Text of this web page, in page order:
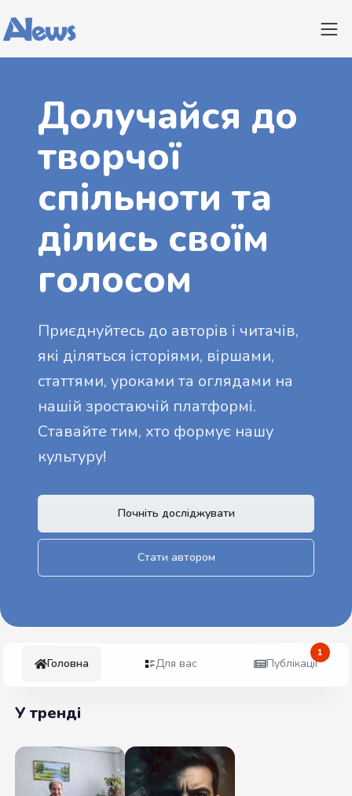
Долучайся до
творчої
спільноти та
ділись своїм
голосом
Приєднуйтесь до авторів і читачів,
які діляться історіями, віршами,
статтями, уроками та оглядами на
нашій зростаючій платформі.
Ставайте тим, хто формує нашу
культуру!
Почніть досліджувати
Стати автором
Головна Для вас Публікації
1
У тренді